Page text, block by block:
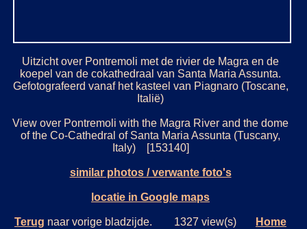
Uitzicht over Pontremoli met de rivier de Magra en de
koepel van de cokathedraal van Santa Maria Assunta.
Gefotografeerd vanaf het kasteel van Piagnaro (Toscane,
Italië)
View over Pontremoli with the Magra River and the dome
of the Co-Cathedral of Santa Maria Assunta (Tuscany,
Italy) [153140]
similar photos / verwante foto's
locatie in Google maps
Terug naar vorige bladzijde. 1327 view(s) Home